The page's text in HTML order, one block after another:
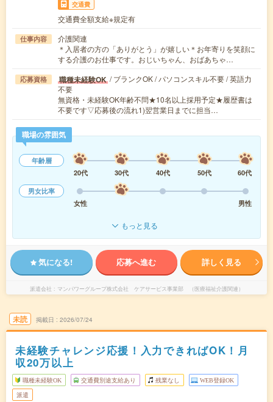
交通費
交通費全額支給※規定有
仕事内容
介護関連
＊入居者の方の「ありがとう」が嬉しい＊お年寄りを笑顔に
する介護のお仕事です。おじいちゃん、おばあちゃ…
応募資格 職種未経験OK / ブランクOK / パソコンスキル不要 / 英語力
不要
無資格・未経験OK年齢不問★10名以上採用予定★履歴書は
不要です▽応募後の流れ1)翌営業日までに担当…
職場の雰囲気
年齢層
20代
30代 40代 50代
60代
男女比率
女性
男性
もっと見る
気になる! 応募へ進む 詳しく見る
派遣会社 マンパワーグループ株式会社 ケアサービス事業部 （医療福祉介護関連）
未読 掲載日 2026/07/24
未経験チャレンジ応援！入力できればOK！月
収20万以上
職種未経験OK 交通費別途支給あり 残業なし WEB登録OK
派遣